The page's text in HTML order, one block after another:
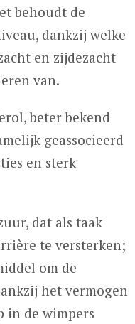
behoudt de
dankzij welke
en zijdezacht
van.
beter bekend
geassocieerd
en sterk
dat als taak
te versterken;
om de
het vermogen
in de wimpers